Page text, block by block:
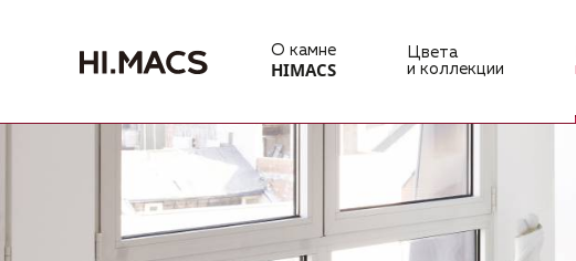
О камне
HIMACS
Цвета
и коллекции